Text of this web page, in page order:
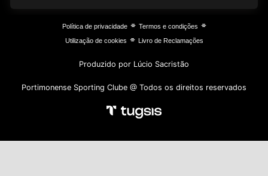
Política de privacidade⌯ Termos e condições ⌯
Utilização de cookies ⌯ Livro de Reclamações
Produzido por Lúcio Sacristão
Portimonense Sporting Clube @ Todos os direitos reservados